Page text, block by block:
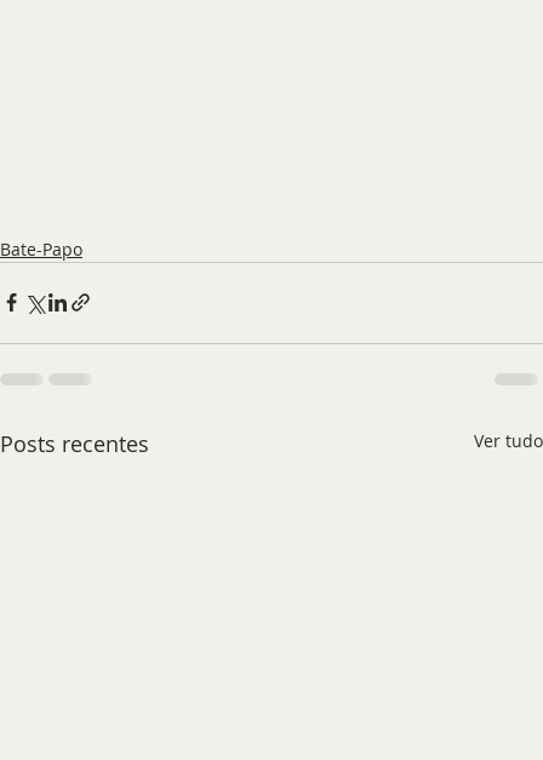
Bate-Papo
Posts recentes Ver tudo